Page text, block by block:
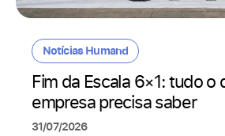
Notícias Humand
Fim da Escala 6×1: tudo o
empresa precisa saber
31/07/2026